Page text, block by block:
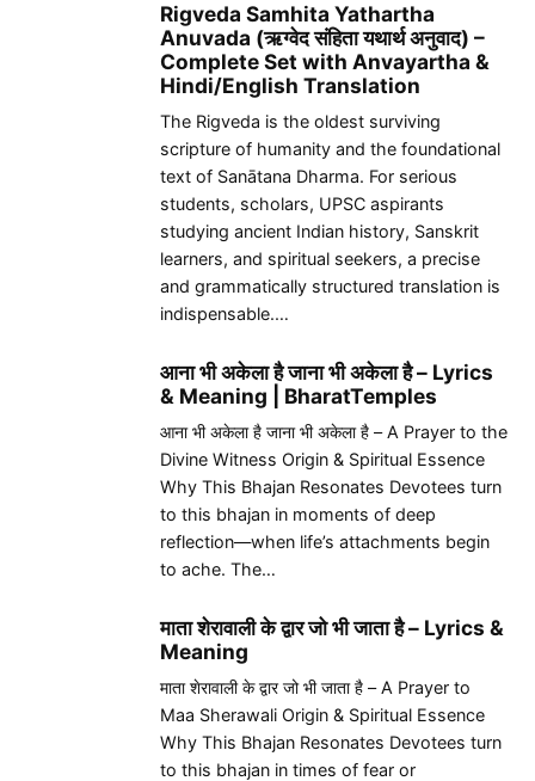
Rigveda Samhita Yathartha
Anuvada (ऋग्वेद संहिता यथार्थ अनुवाद) –
Complete Set with Anvayartha &
Hindi/English Translation
The Rigveda is the oldest surviving
scripture of humanity and the foundational
text of Sanātana Dharma. For serious
students, scholars, UPSC aspirants
studying ancient Indian history, Sanskrit
learners, and spiritual seekers, a precise
and grammatically structured translation is
indispensable.…
आना भी अकेला है जाना भी अकेला है – Lyrics
& Meaning | BharatTemples
आना भी अकेला है जाना भी अकेला है – A Prayer to the
Divine Witness Origin & Spiritual Essence
Why This Bhajan Resonates Devotees turn
to this bhajan in moments of deep
reflection—when life’s attachments begin
to ache. The…
माता शेरावाली के द्वार जो भी जाता है – Lyrics &
Meaning
माता शेरावाली के द्वार जो भी जाता है – A Prayer to
Maa Sherawali Origin & Spiritual Essence
Why This Bhajan Resonates Devotees turn
to this bhajan in times of fear or